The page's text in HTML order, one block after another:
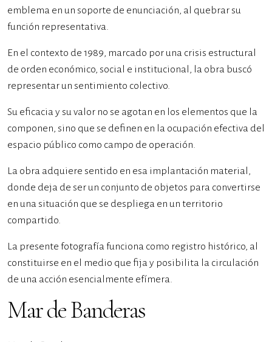
emblema en un soporte de enunciación, al quebrar su
función representativa.
En el contexto de 1989, marcado por una crisis estructural
de orden económico, social e institucional, la obra buscó
representar un sentimiento colectivo.
Su eficacia y su valor no se agotan en los elementos que la
componen, sino que se definen en la ocupación efectiva del
espacio público como campo de operación.
La obra adquiere sentido en esa implantación material,
donde deja de ser un conjunto de objetos para convertirse
en una situación que se despliega en un territorio
compartido.
La presente fotografía funciona como registro histórico, al
constituirse en el medio que fija y posibilita la circulación
de una acción esencialmente efímera.
Mar de Banderas